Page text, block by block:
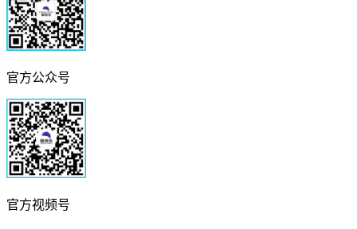
官方公众号
官方视频号